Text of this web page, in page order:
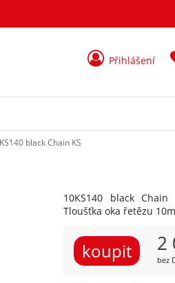
black Chain KS
10KS140 black
Tloušťka oka řetězu
2
bez
Přihlášení